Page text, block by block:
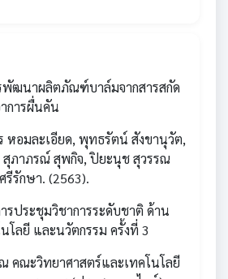
พัฒนาผลิตภัณฑ์บาล์มจากสารสกัด
การผื่นคัน
หอมละเอียด, พุทธรัตน์ สังขานุวัต,
สุภาภรณ์ สุพกิจ, ปิยะนุช สุวรรณ
รักษา. (2563).
รประชุมวิชาการระดับชาติ ด้าน
โลยี และนวัตกรรม ครั้งที่ 3
คณะวิทยาศาสตร์และเทคโนโลยี